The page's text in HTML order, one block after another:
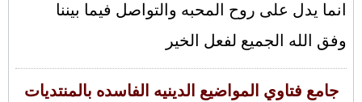
انما يدل على روح المحبه والتواصل فيما بيننا
وفق الله الجميع لفعل الخير
جامع فتاوي المواضيع الدينيه الفاسده بالمنتديات